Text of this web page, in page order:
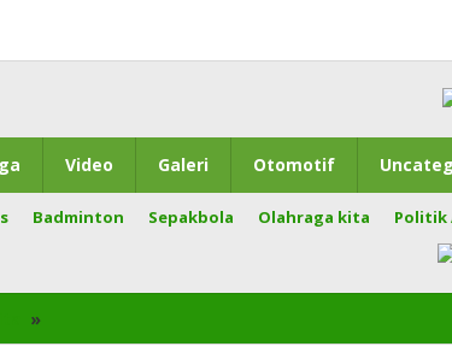
Video Galeri Otomotif
Badminton Sepakbola Olahraga kita Politik
»
Perempuan